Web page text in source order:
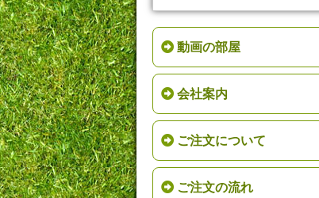
動画の部屋
会社案内
ご注文について
ご注文の流れ